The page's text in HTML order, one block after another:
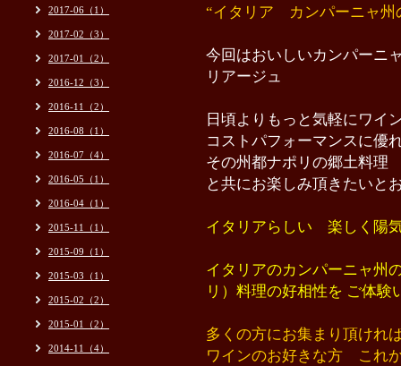
“イタリア カンパーニャ州
今回はおいしいカンパーニ
リアージュ
日頃よりもっと気軽にワイ
コストパフォーマンスに優
その州都ナポリの郷土料理
と共にお楽しみ頂きたいと
イタリアらしい 楽しく陽
イタリアのカンパーニャ州
リ）料理の好相性を ご体験
多くの方にお集まり頂けれ
ワインのお好きな方 これ
2017-06（1）
2017-02（3）
2017-01（2）
2016-12（3）
2016-11（2）
2016-08（1）
2016-07（4）
2016-05（1）
2016-04（1）
2015-11（1）
2015-09（1）
2015-03（1）
2015-02（2）
2015-01（2）
2014-11（4）